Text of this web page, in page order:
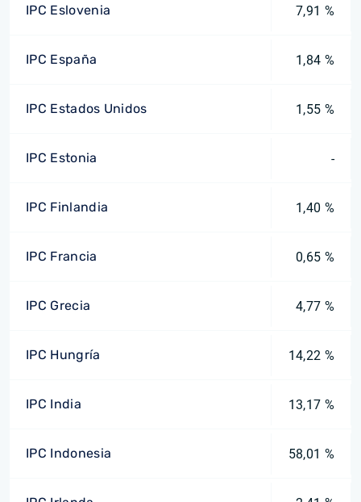
IPC Eslovenia 7,91 %
IPC España 1,84 %
IPC Estados Unidos 1,55 %
IPC Estonia -
IPC Finlandia 1,40 %
IPC Francia 0,65 %
IPC Grecia 4,77 %
IPC Hungría 14,22 %
IPC India 13,17 %
IPC Indonesia 58,01 %